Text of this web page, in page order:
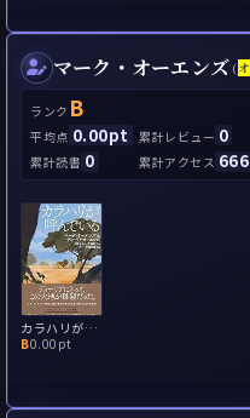
マーク・オーエンズ (オ
ランク B
平均点 0.00pt 累計レビュー 0
累計読書 0 累計アクセス 666
カラハリが呼んでいる
B0.00pt